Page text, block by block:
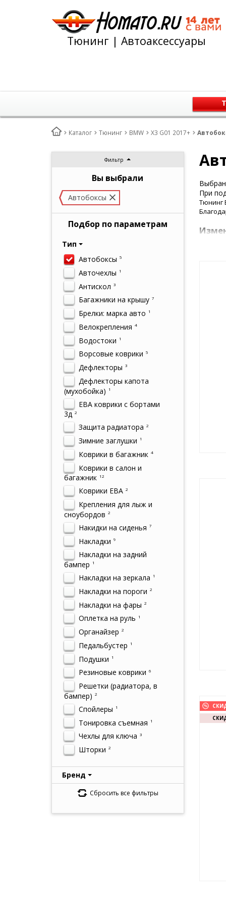
Тюнинг | Автоаксессуары
Каталог Тюнинг BMW X3 G01 2017+
Фильтр
Вы выбрали
Автобоксы
Подбор по параметрам
Тип
Автобоксы 5
Авточехлы 1
Антискол 3
Багажники на крышу 7
Брелки: марка авто 1
Велокрепления 4
Водостоки 1
Ворсовые коврики 5
Дефлекторы 3
Дефлекторы капота
(мухобойка)
1
ЕВА коврики с бортами
3д 2
Защита радиатора 2
Зимние заглушки 1
Коврики в багажник 4
Коврики в салон и
багажник 12
Коврики ЕВА 2
Крепления для лыж и
сноубордов 2
Накидки на сиденья 7
Накладки 9
Накладки на задний
бампер
1
Накладки на зеркала 1
Накладки на пороги 2
Накладки на фары 2
Оплетка на руль 1
Органайзер 2
Педальбустер 1
Подушки 1
Резиновые коврики 6
Решетки (радиатора, в
бампер) 2
Спойлеры 1
Тонировка съемная 1
Чехлы для ключа 3
Шторки 2
Бренд
Сбросить все фильтры
Выбран
При
Тюнинг